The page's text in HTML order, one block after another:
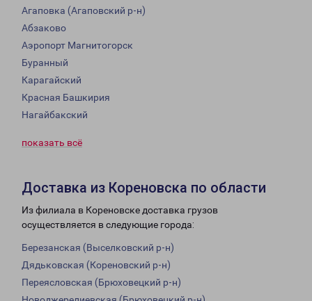
Агаповка (Агаповский р-н)
Абзаково
Аэропорт Магнитогорск
Буранный
Карагайский
Красная Башкирия
Нагайбакский
показать всё
Доставка из Кореновска по области
Из филиала в Кореновске доставка грузов
осуществляется в следующие города:
Березанская (Выселковский р-н)
Дядьковская (Кореновский р-н)
Переясловская (Брюховецкий р-н)